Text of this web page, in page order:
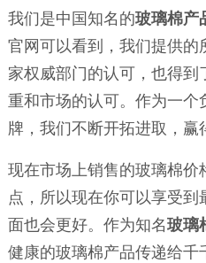
我们是中国知名的玻璃棉产
官网可以看到，我们提供的
家权威部门的认可，也得
重和市场的认可。作为一个
牌，我们不断开拓进取，赢
现在市场上销售的玻璃棉价
点，所以现在你可以享受
面也会更好。作为知名玻璃
健康的玻璃棉产品传递给千